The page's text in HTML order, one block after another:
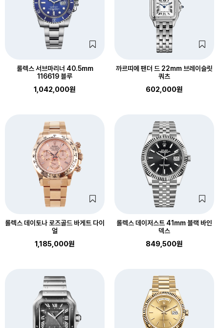
롤렉스 서브마리너 40.5mm
116619 블루
1,042,000원
까르띠에 팬더 드 22mm 브레이슬릿
쿼츠
602,000원
롤렉스 데이토나 로즈골드 바게트 다이
얼
1,185,000원
롤렉스 데이저스트 41mm 블랙 바인
덱스
849,500원